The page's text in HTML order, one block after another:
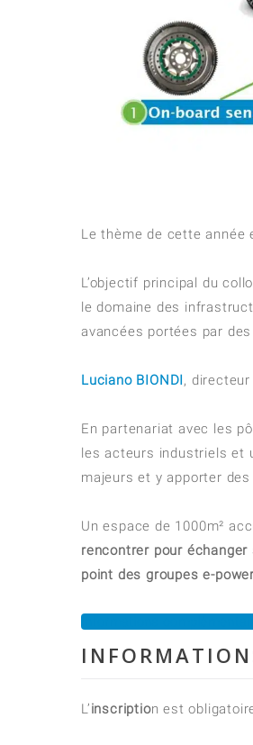
Le thème de cette année
L’objectif principal du
le domaine des
avancées portées par
Luciano BIONDI ,
En partenariat avec les
les acteurs industriels et
majeurs et y apporter
Un espace de 1000m²
rencontrer pour
point des groupes e-
L’inscription est